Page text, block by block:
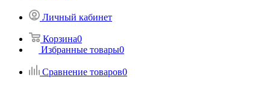
Личный кабинет
Корзина0
Избранные товары0
Сравнение товаров0